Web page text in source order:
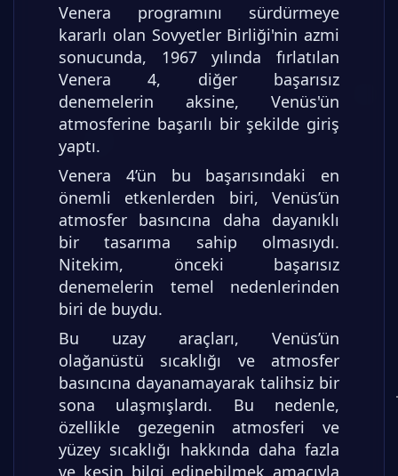
Venera programını sürdürmeye
kararlı olan Sovyetler Birliği'nin azmi
sonucunda, 1967 yılında fırlatılan
Venera 4, diğer başarısız
denemelerin aksine, Venüs'ün
atmosferine başarılı bir şekilde giriş
yaptı.
Venera 4’ün bu başarısındaki en
önemli etkenlerden biri, Venüs’ün
atmosfer basıncına daha dayanıklı
bir tasarıma sahip olmasıydı.
Nitekim, önceki başarısız
denemelerin temel nedenlerinden
biri de buydu.
Bu uzay araçları, Venüs’ün
olağanüstü sıcaklığı ve atmosfer
basıncına dayanamayarak talihsiz bir
sona ulaşmışlardı. Bu nedenle,
özellikle gezegenin atmosferi ve
yüzey sıcaklığı hakkında daha fazla
ve kesin bilgi edinebilmek amacıyla